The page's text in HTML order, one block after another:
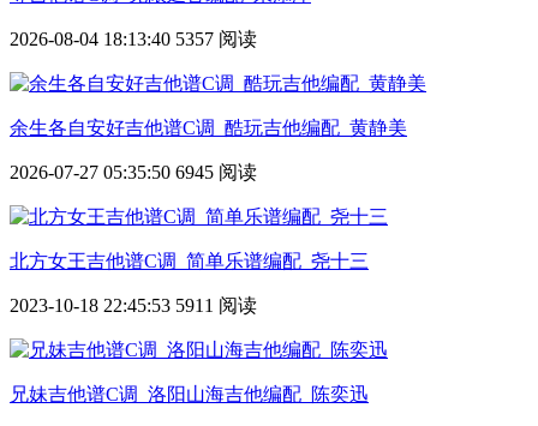
2026-08-04 18:13:40 5357 阅读
余生各自安好吉他谱C调_酷玩吉他编配_黄静美
2026-07-27 05:35:50 6945 阅读
北方女王吉他谱C调_简单乐谱编配_尧十三
2023-10-18 22:45:53 5911 阅读
兄妹吉他谱C调_洛阳山海吉他编配_陈奕迅